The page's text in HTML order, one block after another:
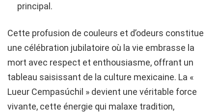
principal.
Cette profusion de couleurs et d’odeurs constitue
une célébration jubilatoire où la vie embrasse la
mort avec respect et enthousiasme, offrant un
tableau saisissant de la culture mexicaine. La «
Lueur Cempasúchil » devient une véritable force
vivante, cette énergie qui malaxe tradition,